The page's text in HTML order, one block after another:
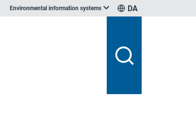
Environmental information systems DA